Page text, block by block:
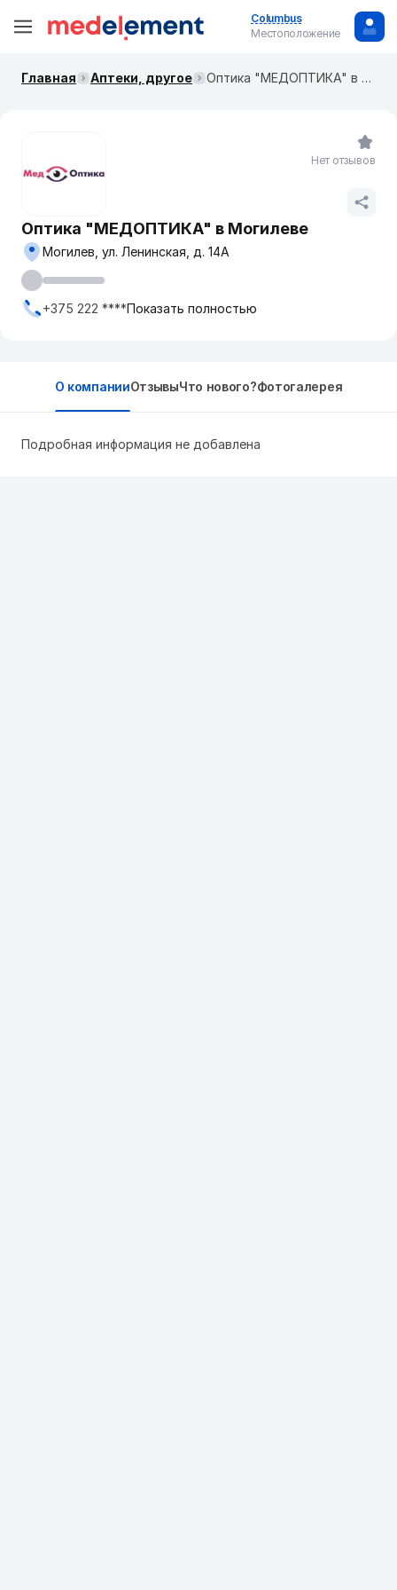
Columbus
Местоположение
Главная Аптеки, другое Оптика "МЕДОПТИКА" в Могилеве
Оптика "МЕДОПТИКА" в Могилеве
Могилев, ул. Ленинская, д. 14А
+375 222 ****Показать полностью
Нет отзывов
О компанииОтзывыЧто нового?Фотогалерея
Подробная информация не добавлена